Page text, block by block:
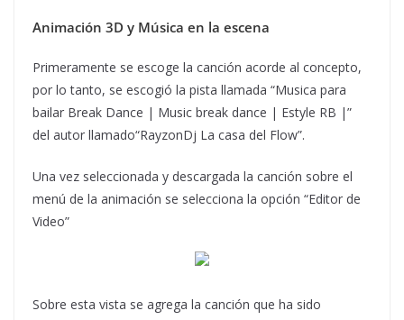
Animación 3D y Música en la escena
Primeramente se escoge la canción acorde al concepto,
por lo tanto, se escogió la pista llamada “Musica para
bailar Break Dance | Music break dance | Estyle RB |”
del autor llamado“RayzonDj La casa del Flow”.
Una vez seleccionada y descargada la canción sobre el
menú de la animación se selecciona la opción “Editor de
Video”
Sobre esta vista se agrega la canción que ha sido